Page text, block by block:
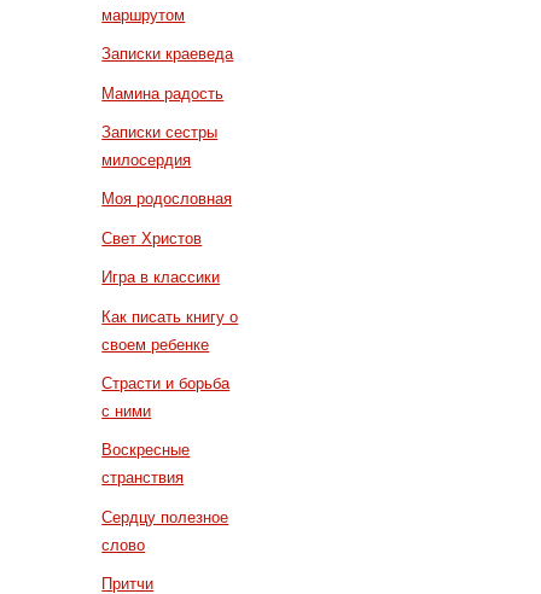
маршрутом
Записки краеведа
Мамина радость
Записки сестры
милосердия
Моя родословная
Свет Христов
Игра в классики
Как писать книгу о
своем ребенке
Страсти и борьба
с ними
Воскресные
странствия
Сердцу полезное
слово
Притчи